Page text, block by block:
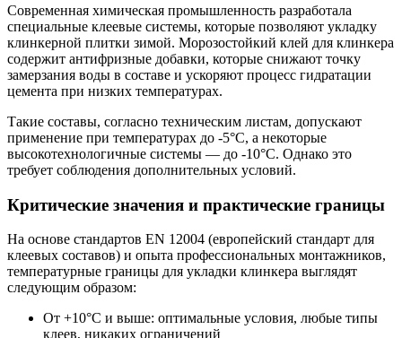
Современная химическая промышленность разработала
специальные клеевые системы, которые позволяют укладку
клинкерной плитки зимой. Морозостойкий клей для клинкера
содержит антифризные добавки, которые снижают точку
замерзания воды в составе и ускоряют процесс гидратации
цемента при низких температурах.
Такие составы, согласно техническим листам, допускают
применение при температурах до -5°C, а некоторые
высокотехнологичные системы — до -10°C. Однако это
требует соблюдения дополнительных условий.
Критические значения и практические границы
На основе стандартов EN 12004 (европейский стандарт для
клеевых составов) и опыта профессиональных монтажников,
температурные границы для укладки клинкера выглядят
следующим образом:
От +10°C и выше: оптимальные условия, любые типы
клеев, никаких ограничений